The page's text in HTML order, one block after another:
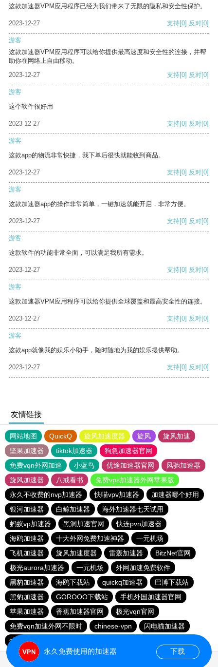
这款加速器VPM应用程序已经为我们带来了无限的隐私和安全性保护。
2023-12-27 支持[0] 反对[0]
游客
这款加速器VPM应用程序可以给你提供最高速度和安全性的连接，并帮
助你在网络上自由移动。
2023-12-27
支持[0] 反对[0]
游客
这个软件很好用
2023-12-27 支持[0] 反对[0]
游客
这款app的物流非常快捷，我下单后很快就能收到商品。
2023-12-27 支持[0] 反对[0]
游客
这款加速器app的操作非常简单，一键加速就能开启，非常方便。
2023-12-27 支持[0] 反对[0]
游客
这款软件的功能非常全面，可以满足我所有需求。
2023-12-27 支持[0] 反对[0]
游客
这款加速器VPM应用程序可以给你提供全球覆盖和最高安全性的连接。
2023-12-27 支持[0] 反对[0]
游客
这款app就像我的娱乐小助手，随时随地为我的娱乐提供帮助。
2023-12-27 支持[0] 反对[0]
友情链接
网站地图 QuickQ 旋风加速度器 旋风
旋风加速
坚果加速器
tiktok加速器
狗急加速器官网
免费vqn外网加速
小蓝鸟 优途加速器官网
风驰加速器
旋风加速器
八戒看书
免费vps加速器外网苹果版
永久不收费的nvp加速器
快喵vpv加速器
加速器哪个好用
银河加速器
白鲸加速器
海外加速器七天试用
蚂蚁vp加速器
黑洞加速官网
快连pvn加速器
海鸥加速器
十大外网免费加速神器
一元机场
飞机加速器
旋风加速度器 雷轰加速器
BitzNet官网
极光aurora加速器
一元机场
外网加速免费软件
黑豹加速器
海鸥下载站 quickq加速器
巴博下载站
黑豹加速器
GOROOO下载站
手机外国加速器官网
苹果加速器
香蕉加速器官网
极光vqn官网
免费vqn加速外网不限时
chinese-vpn
闪电猫加速器
快橙加速器
永久免费使用的加速器 下载